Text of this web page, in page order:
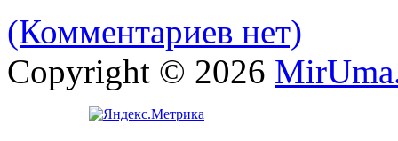
(Комментариев нет)
Copyright © 2026